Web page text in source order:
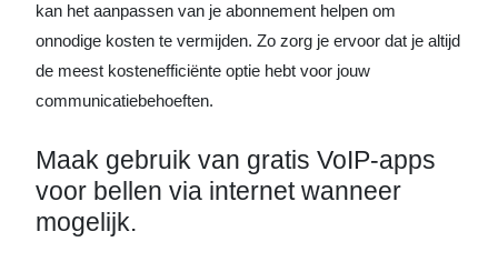
kan het aanpassen van je abonnement helpen om
onnodige kosten te vermijden. Zo zorg je ervoor dat je altijd
de meest kostenefficiënte optie hebt voor jouw
communicatiebehoeften.
Maak gebruik van gratis VoIP-apps
voor bellen via internet wanneer
mogelijk.